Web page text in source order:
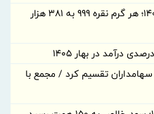
قیمت نقره امروز شنبه ۱۰ مرداد ۱۴۰۵؛ هر گرم نقره ۹۹۹ به ۳۸۱ هزار
بین سهامداران تقسیم کرد / مجمع با